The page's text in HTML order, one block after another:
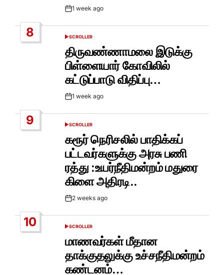
Post1 week ago
8
POSTED
SCROLLER
திருவண்ணாமலை இடுக்கு
பிள்ளையார் கோவிலில்
கட்டுப்பாடு விதிப்பு…
Post1 week ago
9
POSTED
SCROLLER
கரூர் நெரிசலில் பாதிக்கப்
பட்டவர்களுக்கு அரசு பணி
ரத்து :உயர்நீதிமன்றம் மதுரை
கிளை அதிரடி..
Post2 weeks ago
10
POSTED
SCROLLER
மாணவர்கள் மீதான
தாக்குதலுக்கு உச்சநீதிமன்றம்
கண்டனம்…